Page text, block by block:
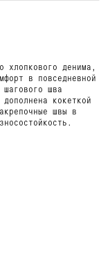
хлопкового денима,
в повседневной
шва
кокеткой
швы в